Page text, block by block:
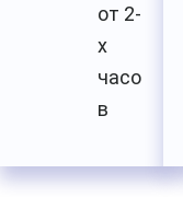
от 2-
х
часо
в